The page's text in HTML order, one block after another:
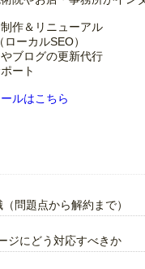
作＆リニューアル
ローカルSEO）
ブログの更新代行
ート
ルはこちら
問題点から解約まで）
ジにどう対応すべきか